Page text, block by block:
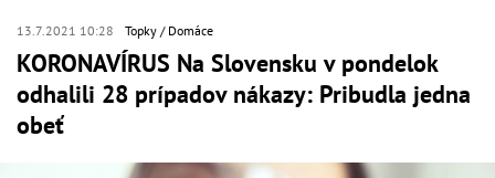
13.7.2021 10:28 Topky Domáce
KORONAVÍRUS Na Slovensku v pondelok
odhalili 28 prípadov nákazy: Pribudla jedna
obeť